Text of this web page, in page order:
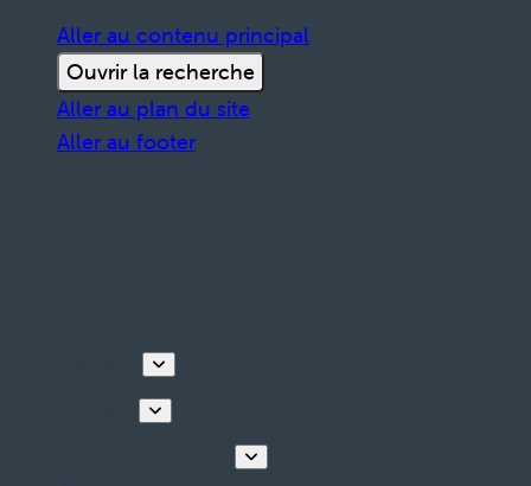
Aller au contenu principal
Ouvrir la recherche
Aller au plan du site
Aller au footer